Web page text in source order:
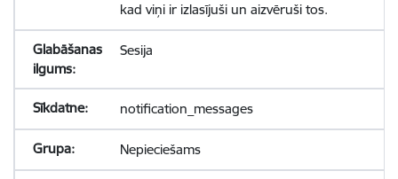
kad viņi ir izlasījuši un aizvēruši tos.
Sesija
notification_messages
Nepieciešams